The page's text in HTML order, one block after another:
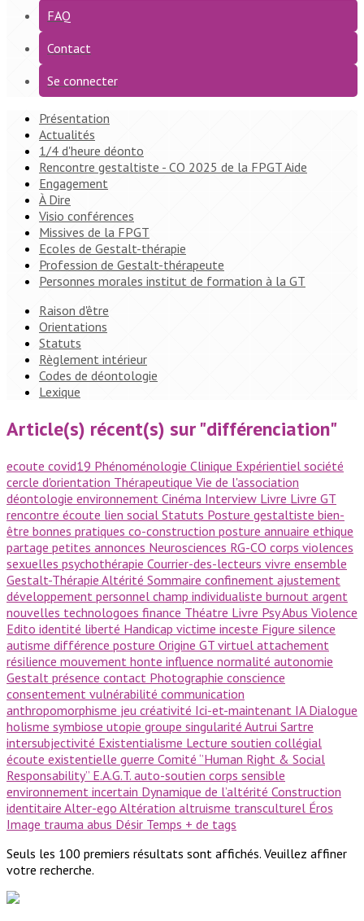
FAQ
Contact
Se connecter
Présentation
Actualités
1/4 d'heure déonto
Rencontre gestaltiste - CO 2025 de la FPGT Aide
Engagement
À Dire
Visio conférences
Missives de la FPGT
Ecoles de Gestalt-thérapie
Profession de Gestalt-thérapeute
Personnes morales institut de formation à la GT
Raison d'être
Orientations
Statuts
Règlement intérieur
Codes de déontologie
Lexique
Article(s) récent(s) sur "différenciation"
ecoute covid19 Phénoménologie Clinique Expérientiel société
cercle d'orientation Thérapeutique Vie de l'association
déontologie environnement Cinéma Interview Livre Livre GT
rencontre écoute lien social Statuts Posture gestaltiste bien-
être bonnes pratiques co-construction posture annuaire ethique
partage petites annonces Neurosciences RG-CO corps violences
sexuelles psychothérapie Courrier-des-lecteurs vivre ensemble
Gestalt-Thérapie Altérité Sommaire confinement ajustement
développement personnel champ individualiste burnout argent
nouvelles technologoes finance Théatre Livre PsyAbus Violence
Edito identité liberté Handicap victime inceste Figure silence
autisme différence posture Origine GT virtuel attachement
résilience mouvement honte influence normalité autonomie
Gestalt présence contact Photographie conscience
consentement vulnérabilité communication
anthropomorphisme jeu créativité Ici-et-maintenant IA Dialogue
holisme symbiose utopie groupe singularité Autrui Sartre
intersubjectivité Existentialisme Lecture soutien collégial
écoute existentielle guerre Comité ‘’Human Right & Social
Responsability’’ E.A.G.T. auto-soutien corps sensible
environnement incertain Dynamique de l’altérité Construction
identitaire Alter-ego Altération altruisme transculturel Éros
Image trauma abus Désir Temps + de tags
Seuls les 100 premiers résultats sont affichés. Veuillez affiner
votre recherche.